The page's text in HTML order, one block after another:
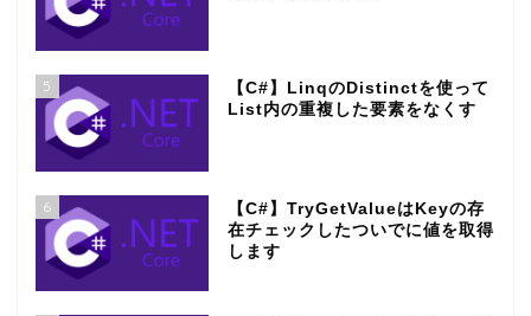
5
【C#】LinqのDistinctを使って
List内の重複した要素をなくす
6
【C#】TryGetValueはKeyの存
在チェックしたついでに値を取得
します